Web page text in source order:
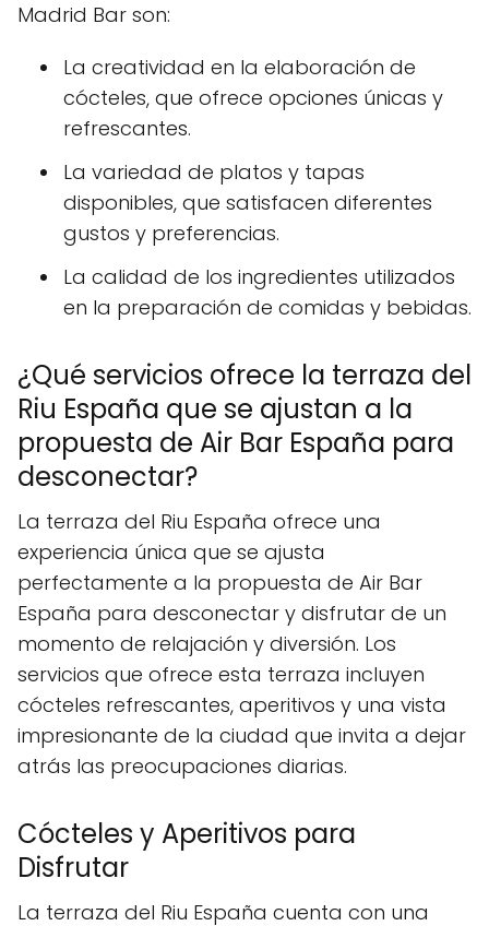
Madrid Bar son:
La creatividad en la elaboración de
cócteles, que ofrece opciones únicas y
refrescantes.
La variedad de platos y tapas
disponibles, que satisfacen diferentes
gustos y preferencias.
La calidad de los ingredientes utilizados
en la preparación de comidas y bebidas.
¿Qué servicios ofrece la terraza del
Riu España que se ajustan a la
propuesta de Air Bar España para
desconectar?
La terraza del Riu España ofrece una
experiencia única que se ajusta
perfectamente a la propuesta de Air Bar
España para desconectar y disfrutar de un
momento de relajación y diversión. Los
servicios que ofrece esta terraza incluyen
cócteles refrescantes, aperitivos y una vista
impresionante de la ciudad que invita a dejar
atrás las preocupaciones diarias.
Cócteles y Aperitivos para
Disfrutar
La terraza del Riu España cuenta con una